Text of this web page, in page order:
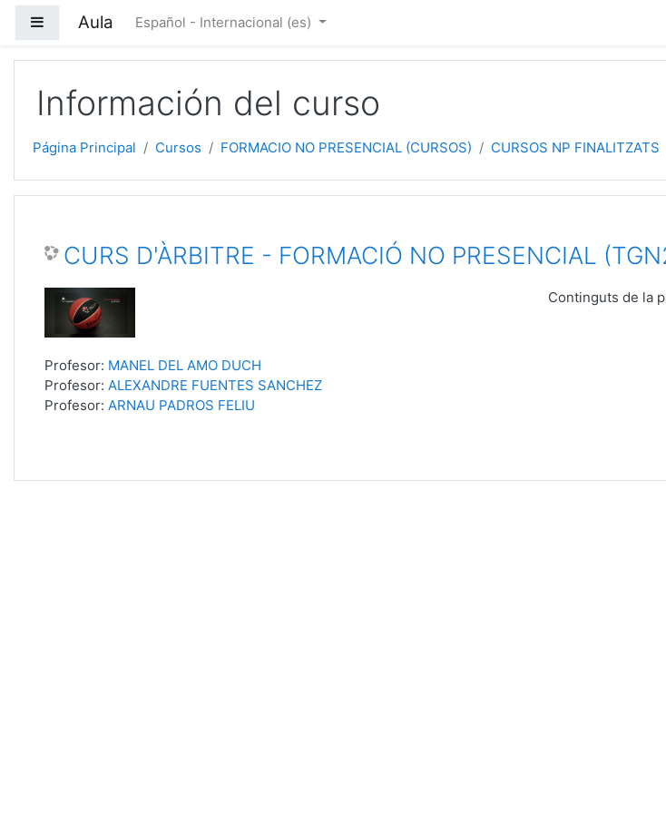
Panel lateral
Aula Español - Internacional ‎(es)‎
Información del curso
Página Principal Cursos FORMACIO NO PRESENCIAL (CURSOS) CURSOS NP FINALITZATS
CURS D'ÀRBITRE - FORMACIÓ NO PRESENCIAL
Continguts de la
Profesor: MANEL DEL AMO DUCH
Profesor: ALEXANDRE FUENTES SANCHEZ
Profesor: ARNAU PADROS FELIU